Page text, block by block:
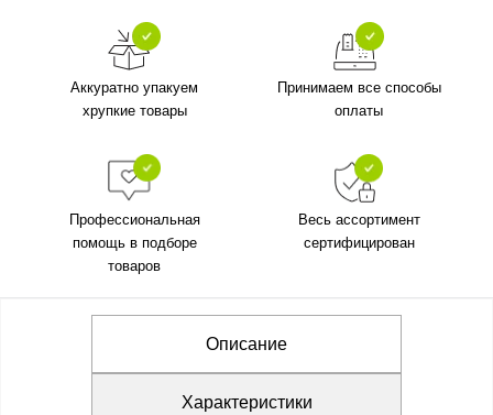
Аккуратно упакуем
хрупкие товары
Принимаем все способы
оплаты
Профессиональная
помощь в подборе
товаров
Весь ассортимент
сертифицирован
Описание
Характеристики